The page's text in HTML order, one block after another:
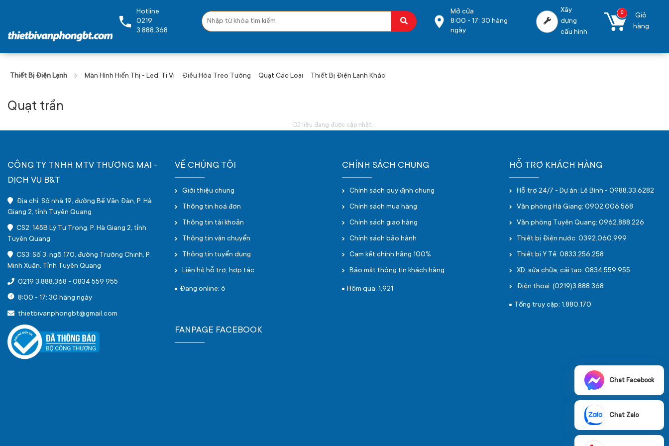
Hotline
0219
3.888.368
Mở cửa
8:00 - 17: 30 hàng
ngày
Xây
dựng
cấu hình
0
Giỏ
hàng
Thiết Bị Điện Lạnh Màn Hình Hiển Thị - Led, Ti Vi Điều Hòa Treo Tường Quạt Các Loại Thiết Bị Điện Lạnh Khác
Quạt trần
Dữ liệu đang được cập nhật...
CÔNG TY TNHH MTV THƯƠNG MẠI -
DỊCH VỤ B&T
Địa chỉ: Số nhà 19, đường Bế Văn Đàn, P. Hà
Giang 2, tỉnh Tuyên Quang
CS2: 145B Lý Tự Trọng, P. Hà Giang 2, tỉnh
Tuyên Quang
CS3: Số 3, ngõ 170, đường Trường Chinh, P.
Minh Xuân, Tỉnh Tuyên Quang
0219 3.888.368 - 0834 559 955
8:00 - 17: 30 hàng ngày
thietbivanphongbt@gmail.com
VỀ CHÚNG TÔI
Giới thiệu chung
Thông tin hoá đơn
Thông tin tài khoản
Thông tin vận chuyển
Thông tin tuyển dụng
Liên hệ hỗ trợ, hợp tác
Đang online: 6
CHÍNH SÁCH CHUNG
Chính sách quy định chung
Chính sách mua hàng
Chính sách giao hàng
Chính sách bảo hành
Cam kết chính hãng 100%
Bảo mật thông tin khách hàng
Hôm qua: 1,921
HỖ TRỢ KHÁCH HÀNG
Hỗ trợ 24/7 - Dự án: Lê Bình - 0988.33.6282
Văn phòng Hà Giang: 0902.006.568
Văn phòng Tuyên Quang: 0962.888.226
Thiết bị Điện nước: 0392.060.999
Thiết bị Y Tế: 0833.256.258
XD, sửa chữa, cải tạo: 0834.559.955
Điện thoại: (0219)3.888.368
Tổng truy cập: 1,880,170
FANPAGE FACEBOOK
Chat Facebook
Chat Zalo